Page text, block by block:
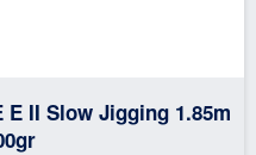
II Slow Jigging 1.85m